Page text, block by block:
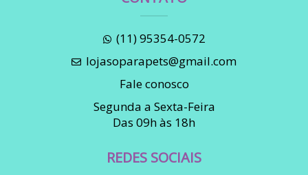
(11) 95354-0572
lojasoparapets@gmail.com
Fale conosco
Segunda a Sexta-Feira
Das 09h às 18h
REDES SOCIAIS